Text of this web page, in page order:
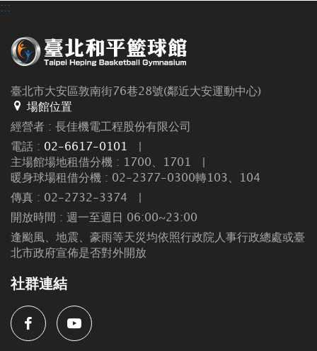
:::
臺北市大安區敦南街76巷28號(鄰近大安運動中心)
場館位置
經營者 : 長佳機電工程股份有限公司
電話 : 02-6617-0101
主場館場地租借分機 : 1700、1701
暖身球場租借分機 : 02-2377-0300轉103、104
傳真 : 02-2732-3374
開放時間 : 週一至週日 06:00~23:00
逢颱風、地震、豪雨等天災均依照行政院人事行政總處或臺
北市政府宣佈是否對外開放
社群連結
FacebookYoutube